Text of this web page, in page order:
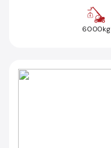
6000kg